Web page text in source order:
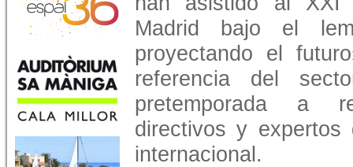
Madrid bajo el
proyectando el
referencia del
pretemporada a
directivos y
internacional.